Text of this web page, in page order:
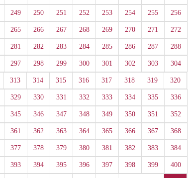
249 250 251 252 253 254 255 256
265 266 267 268 269 270 271 272
281 282 283 284 285 286 287 288
297 298 299 300 301 302 303 304
313 314 315 316 317 318 319 320
329 330 331 332 333 334 335 336
345 346 347 348 349 350 351 352
361 362 363 364 365 366 367 368
377 378 379 380 381 382 383 384
393 394 395 396 397 398 399 400